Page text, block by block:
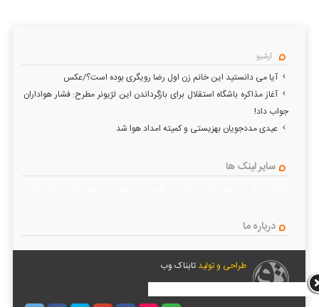
آرشیو
آیا می دانستید این خانم زن اول رضا رویگری بوده است؟/عکس
آغاز مذاکره باشگاه استقلال برای بازگرداندن این لژیونر مطرح: فشار هواداران
جواب داد!
عیدی مددجویان بهزیستی و کمیته امداد هوا شد
سایر لینک ها
درباره ما
طراحی و تولیدتابناک وب